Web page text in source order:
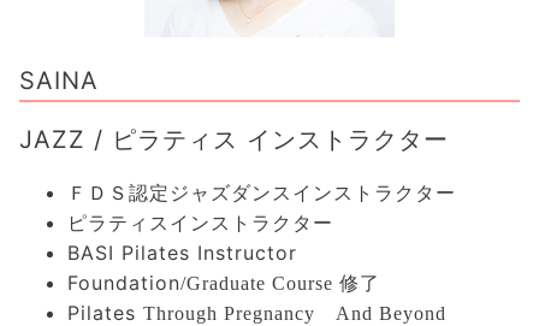
SAINA
JAZZ / ピラティス インストラクター
ＦＤＳ認定ジャズダンスインストラクター
ピラティスインストラクター
BASI Pilates Instructor
Foundation/Graduate Course 修了
Pilates Through Pregnancy And Beyond